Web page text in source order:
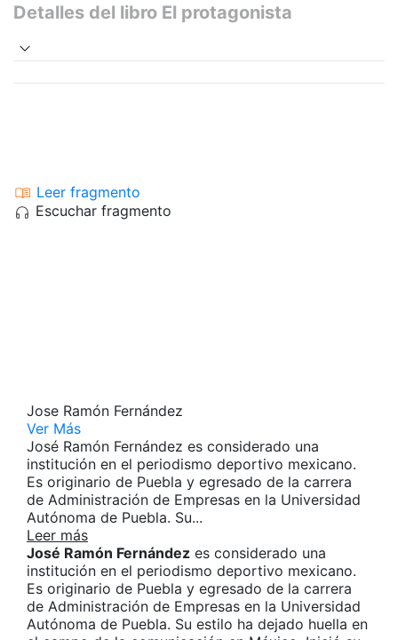
Detalles del libro El protagonista
Leer fragmento
Escuchar fragmento
Jose Ramón Fernández
Ver Más
José Ramón Fernández es considerado una
institución en el periodismo deportivo mexicano.
Es originario de Puebla y egresado de la carrera
de Administración de Empresas en la Universidad
Autónoma de Puebla. Su...
Leer más
José Ramón Fernández es considerado una
institución en el periodismo deportivo mexicano.
Es originario de Puebla y egresado de la carrera
de Administración de Empresas en la Universidad
Autónoma de Puebla. Su estilo ha dejado huella en